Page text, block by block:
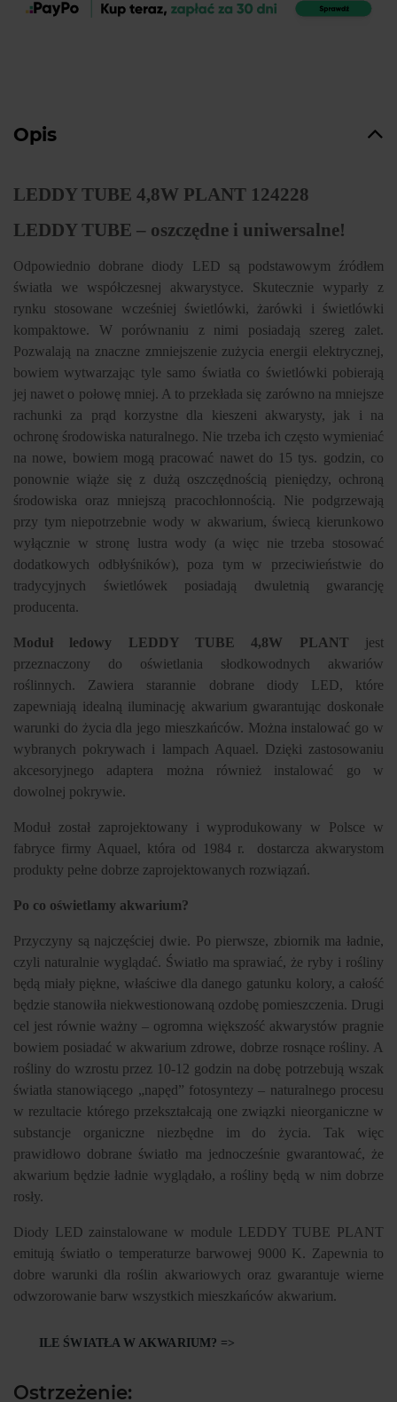
Opis
LEDDYTUBE 4,8W PLANT 124228
LEDDY TUBE – oszczędne i uniwersalne!
Odpowiednio dobrane diody LED są podstawowym źródłem
światła we współczesnej akwarystyce. Skutecznie wyparły z
rynku stosowane wcześniej świetlówki, żarówki i świetlówki
kompaktowe. W porównaniu z nimi posiadają szereg zalet.
Pozwalają na znaczne zmniejszenie zużycia energii elektrycznej,
bowiem wytwarzając tyle samo światła co świetlówki pobierają
jej nawet o połowę mniej. A to przekłada się zarówno na mniejsze
rachunki za prąd korzystne dla kieszeni akwarysty, jak i na
ochronę środowiska naturalnego. Nie trzeba ich często wymieniać
na nowe, bowiem mogą pracować nawet do 15 tys. godzin, co
ponownie wiąże się z dużą oszczędnością pieniędzy, ochroną
środowiska oraz mniejszą pracochłonnością. Nie podgrzewają
przy tym niepotrzebnie wody w akwarium, świecą kierunkowo
wyłącznie w stronę lustra wody (a więc nie trzeba stosować
dodatkowych odbłyśników), poza tym w przeciwieństwie do
tradycyjnych świetlówek posiadają dwuletnią gwarancję
producenta.
Moduł ledowy LEDDY TUBE 4,8W PLANT jest
przeznaczony do oświetlania słodkowodnych akwariów
roślinnych. Zawiera starannie dobrane diody LED, które
zapewniają idealną iluminację akwarium gwarantując doskonałe
warunki do życia dla jego mieszkańców. Można instalować go w
wybranych pokrywach i lampach Aquael. Dzięki zastosowaniu
akcesoryjnego adaptera można również instalować go w
dowolnej pokrywie.
Moduł został zaprojektowany i wyprodukowany w Polsce w
fabryce firmy Aquael, która od 1984 r.
dostarcza akwarystom
produkty pełne dobrze zaprojektowanych rozwiązań.
Po co oświetlamy akwarium?
Przyczyny są najczęściej dwie. Po pierwsze, zbiornik ma ładnie,
czyli naturalnie wyglądać. Światło ma sprawiać, że ryby i rośliny
będą miały piękne, właściwe dla danego gatunku kolory, a całość
będzie stanowiła niekwestionowaną ozdobę pomieszczenia. Drugi
cel jest równie ważny – ogromna większość akwarystów pragnie
bowiem posiadać w akwarium zdrowe, dobrze rosnące rośliny. A
rośliny do wzrostu przez 10-12 godzin na dobę potrzebują wszak
światła stanowiącego „napęd” fotosyntezy – naturalnego procesu
w rezultacie którego przekształcają one związki nieorganiczne w
substancje organiczne niezbędne im do życia. Tak więc
prawidłowo dobrane światło ma jednocześnie gwarantować, że
akwarium będzie ładnie wyglądało, a rośliny będą w nim dobrze
rosły.
Diody LED zainstalowane w module LEDDY TUBE PLANT
emitują światło o temperaturze barwowej 9000 K. Zapewnia to
dobre warunki dla roślin akwariowych oraz gwarantuje wierne
odwzorowanie barw wszystkich mieszkańców akwarium.
ILE ŚWIATŁA W AKWARIUM? =>
Ostrzeżenie: